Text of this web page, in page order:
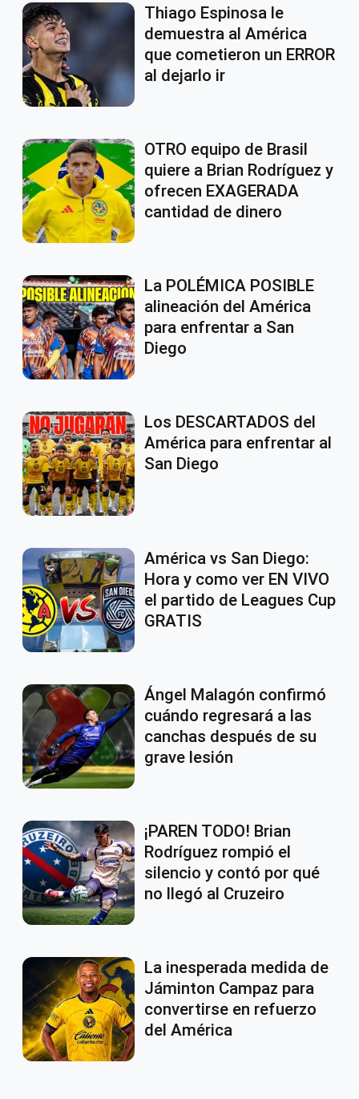
Thiago Espinosa le
demuestra al América
que cometieron un ERROR
al dejarlo ir
OTRO equipo de Brasil
quiere a Brian Rodríguez y
ofrecen EXAGERADA
cantidad de dinero
La POLÉMICA POSIBLE
alineación del América
para enfrentar a San
Diego
Los DESCARTADOS del
América para enfrentar al
San Diego
América vs San Diego:
Hora y como ver EN VIVO
el partido de Leagues Cup
GRATIS
Ángel Malagón confirmó
cuándo regresará a las
canchas después de su
grave lesión
¡PAREN TODO! Brian
Rodríguez rompió el
silencio y contó por qué
no llegó al Cruzeiro
La inesperada medida de
Jáminton Campaz para
convertirse en refuerzo
del América